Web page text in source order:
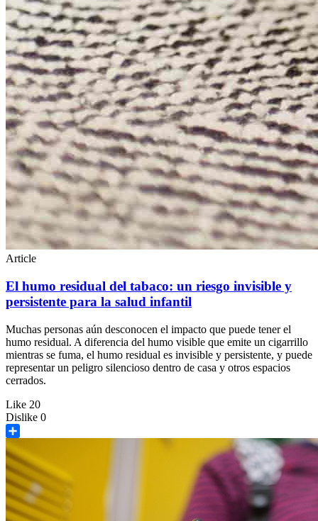
Article
El humo residual del tabaco: un riesgo invisible y
persistente para la salud infantil
Muchas personas aún desconocen el impacto que puede tener el
humo residual. A diferencia del humo visible que emite un cigarrillo
mientras se fuma, el humo residual es invisible y persistente, y puede
representar un peligro silencioso dentro de casa y otros espacios
cerrados.
Like 20
Dislike 0
Share